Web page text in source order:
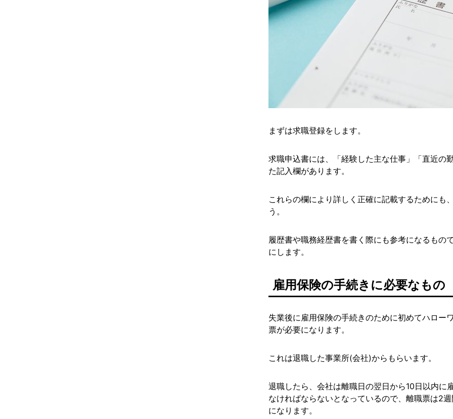
まずは求職登録をします。
求職申込書には、「経験した主な仕事」「直近の
た記入欄があります。
これらの欄により詳しく正確に記載するためにも
う。
履歴書や職務経歴書を書く際にも参考になるもの
にします。
雇用保険の手続きに必要なもの
失業後に雇用保険の手続きのために初めてハロー
票が必要になります。
これは退職した事業所(会社)からもらいます。
退職したら、会社は離職日の翌日から10日以内に
なければならないとなっているので、離職票は2
になります。